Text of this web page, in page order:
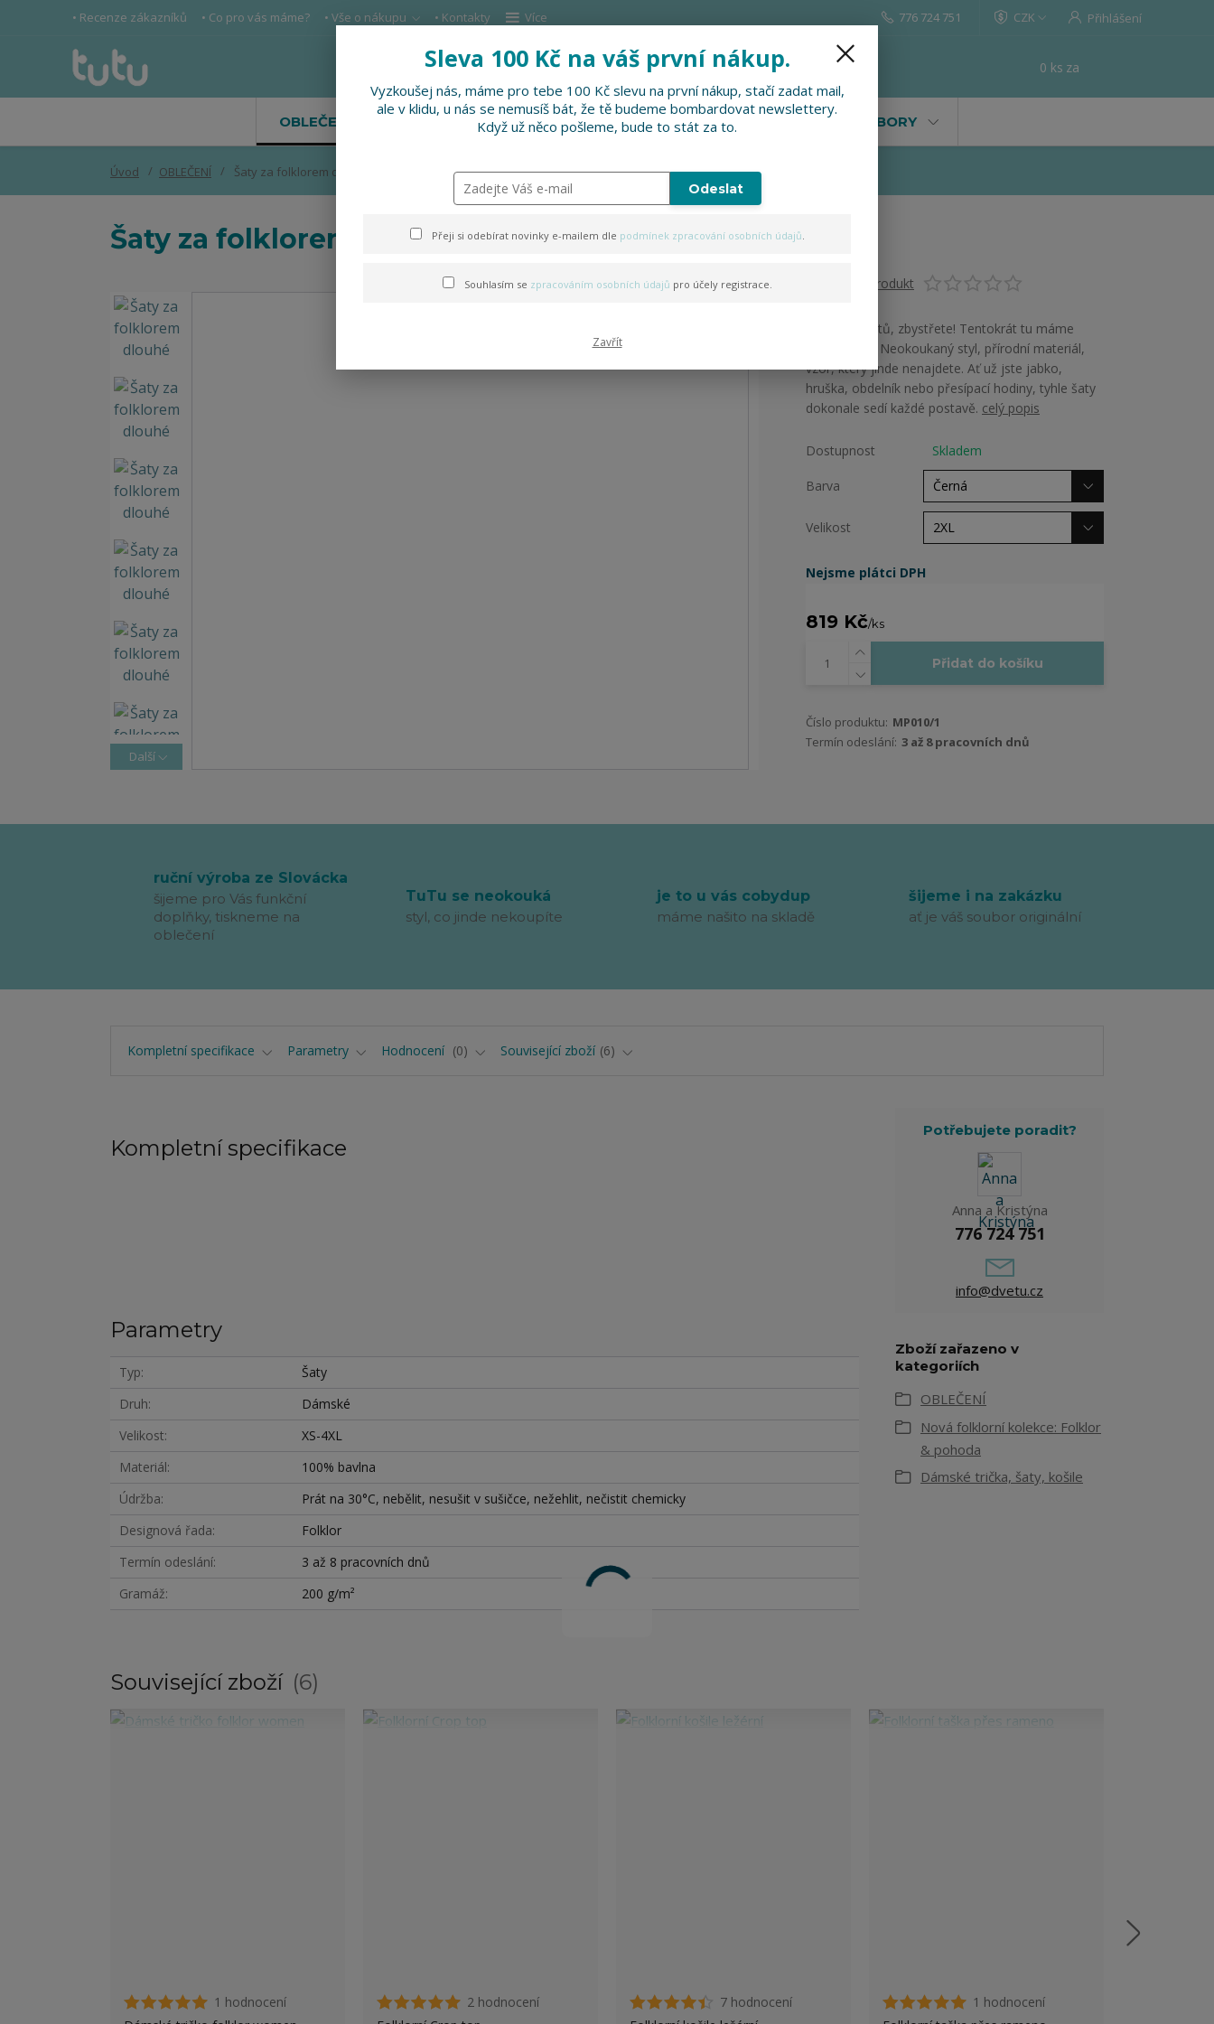
• Recenze zákazníků • Co pro vás máme? • Vše o nákupu • Kontakty Více CZK Přihlášení
Hledat
776 724 751
0 ks za
OBLEČENÍ DOPLŇKY SLEVNĚNO PRO FIRMY, FESTIVALY, SOUBORY
Úvod OBLEČENÍ Šaty za folklorem dlouhé
Šaty za folklorem dlouhé
Další
Ohodnotit produkt
Milovnice šatů, zbystřete! Tentokrát tu máme
dlouhé šaty. Neokoukaný styl, přírodní materiál,
vzor, který jinde nenajdete. Ať už jste jabko,
hruška, obdelník nebo přesípací hodiny, tyhle šaty
dokonale sedí každé postavě. celý popis
Dostupnost Skladem
Barva
Velikost
Nejsme plátci DPH
819 Kč/ks
Přidat do košíku
Číslo produktu: MP010/1
Termín odeslání: 3 až 8 pracovních dnů
ruční výroba ze Slovácka
šijeme pro Vás funkční
doplňky, tiskneme na
oblečení
TuTu se neokouká
styl, co jinde nekoupíte
je to u vás cobydup
máme našito na skladě
šijeme i na zakázku
ať je váš soubor originální
Kompletní specifikace Parametry Hodnocení 0 Související zboží 6
Kompletní specifikace
Parametry
Typ
Šaty
Druh
Dámské
Velikost
XS-4XL
Materiál
100% bavlna
Údržba
Prát na 30°C, nebělit, nesušit v sušičce, nežehlit, nečistit chemicky
Designová řada
Folklor
Termín odeslání
3 až 8 pracovních dnů
Gramáž
200 g/m²
Potřebujete poradit?
Anna a Kristýna
776 724 751
info@dvetu.cz
Zboží zařazeno v
kategoriích
OBLEČENÍ
Nová folklorní kolekce: Folklor
& pohoda
Dámské trička, šaty, košile
Související zboží 6
1 hodnocení
2 hodnocení
7 hodnocení
1 hodnocení
Sleva 100 Kč na váš první nákup.
Vyzkoušej nás, máme pro tebe 100 Kč slevu na první nákup, stačí zadat mail,
ale v klidu, u nás se nemusíš bát, že tě budeme bombardovat newslettery.
Když už něco pošleme, bude to stát za to.
Odeslat
Přeji si odebírat novinky e-mailem dle podmínek zpracování osobních údajů.
Souhlasím se zpracováním osobních údajů pro účely registrace.
Zavřít